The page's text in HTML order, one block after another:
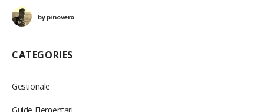
bypinovero
CATEGORIES
Gestionale